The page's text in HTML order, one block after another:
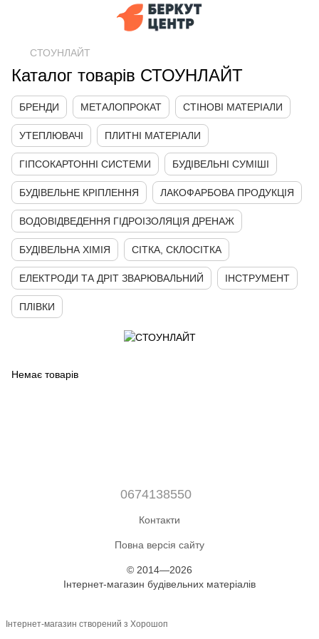
СТОУНЛАЙТ
Каталог товарів СТОУНЛАЙТ
БРЕНДИ МЕТАЛОПРОКАТ СТІНОВІ МАТЕРІАЛИ
УТЕПЛЮВАЧІ ПЛИТНІ МАТЕРІАЛИ
ГІПСОКАРТОННІ СИСТЕМИ БУДІВЕЛЬНІ СУМІШІ
БУДІВЕЛЬНЕ КРІПЛЕННЯ ЛАКОФАРБОВА ПРОДУКЦІЯ
ВОДОВІДВЕДЕННЯ ГІДРОІЗОЛЯЦІЯ ДРЕНАЖ
БУДІВЕЛЬНА ХІМІЯ СІТКА, СКЛОСІТКА
ЕЛЕКТРОДИ ТА ДРІТ ЗВАРЮВАЛЬНИЙ ІНСТРУМЕНТ
ПЛІВКИ
Немає товарів
0674138550
Контакти
Повна версія сайту
© 2014—2026
Інтернет-магазин будівельних матеріалів
Інтернет-магазин створений з Хорошоп